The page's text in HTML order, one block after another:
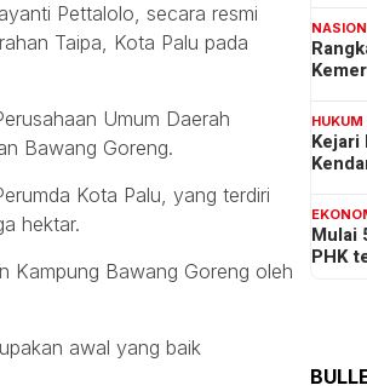
Pettalolo, secara resmi
Taipa, Kota Palu pada
Umum Daerah
Bawang Goreng.
Kota Palu, yang terdiri
hektar.
Kampung Bawang Goreng oleh
awal yang baik
HUKUM
Kejari
Mulai
PHK